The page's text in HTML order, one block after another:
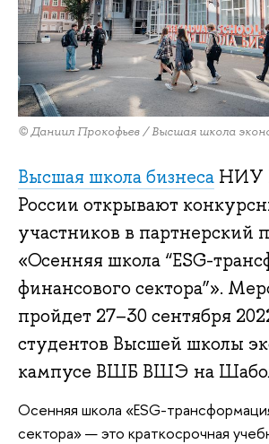
© Даниил Прокофьев / Высшая школа
Высшая школа бизнеса НИУ
России открывают
участников в партнерский
«Осенняя школа “ESG-
финансового сектора”».
пройдет 27–30 сентября
студентов Высшей школы
кампусе ВШБ ВШЭ на
Осенняя школа «ESG-
сектора» — это краткосрочная